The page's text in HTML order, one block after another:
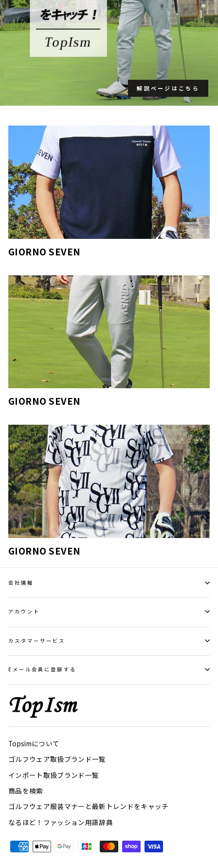
解説ページはこちら
GIORNO SEVEN
GIORNO SEVEN
GIORNO SEVEN
会社情報
アカウント
カスタマーサービス
Eメール会員に登録する
Topsimについて
ゴルフウェア取扱ブランド一覧
インポート取扱ブランド一覧
商品を検索
ゴルフウェア服装マナーと最新トレンドをキャッチ
なるほど！ファッション用語辞典